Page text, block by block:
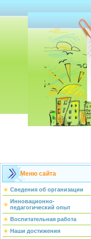
Меню сайта
Сведения об организации
Инновационно-
педагогический опыт
Воспитательная работа
Наши достижения